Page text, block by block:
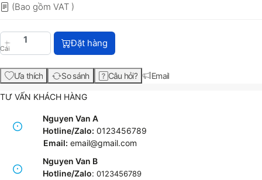
(Bao gồm VAT )
Cái
Máy in HP LaserJet Pro M203dn Printer
Đặt hàng
Ưa thích So sánh Câu hỏi? Email
TƯ VẤN KHÁCH HÀNG
Nguyen Van A
Hotline/Zalo: 0123456789
Email: email@gmail.com
Nguyen Van B
Hotline/Zalo: 0123456789